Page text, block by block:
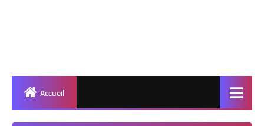
Accueil